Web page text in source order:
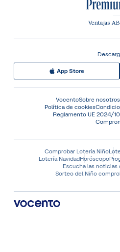
Ventajas
App Store
VocentoSobre nosotros
Política de cookies
Reglamento UE 2024/
Comprobar Lotería Niño
Lotería NavidadHoróscopo
Escucha las noticias
Sorteo del Niño